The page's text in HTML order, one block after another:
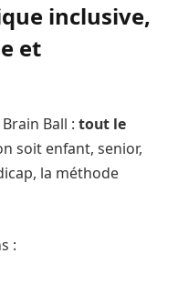
inclusive,
et
Ball : tout le
soit enfant, senior,
la méthode
: